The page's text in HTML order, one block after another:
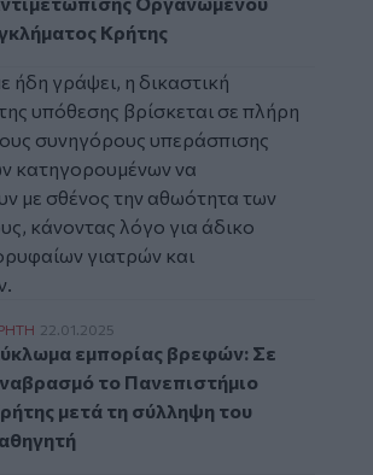
Κρήτης
ήδη γράψει, η δικαστική
υπόθεσης βρίσκεται σε πλήρη
συνηγόρους υπεράσπισης
κατηγορουμένων να
με σθένος την αθωότητα των
κάνοντας λόγο για άδικο
γιατρών και
εμπορίας βρεφών: Σε αναβρασμό
22.01.2025
εμπορίας βρεφών: Σε
το Πανεπιστήμιο
μετά τη σύλληψη του